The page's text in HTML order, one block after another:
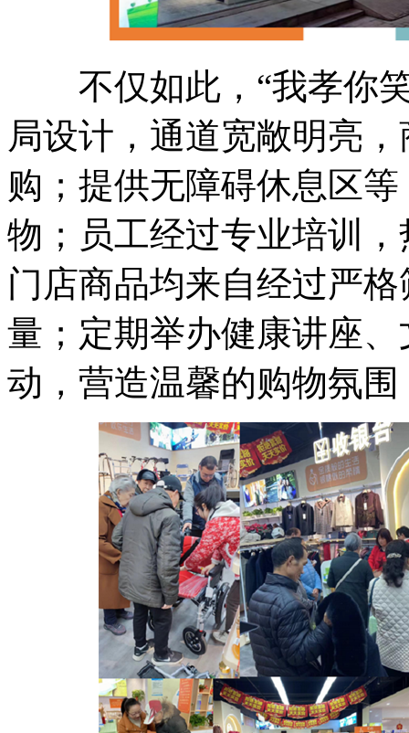
不仅如此，“我孝你笑
局设计，通道宽敞明亮
购；提供无障碍休息区
物；员工经过专业培训
门店商品均来自经过严
量；定期举办健康讲座
动，营造温馨的购物氛